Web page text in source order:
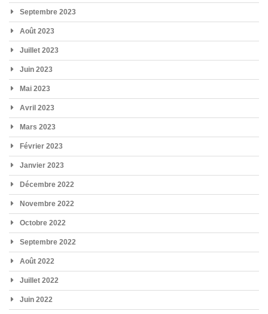
Septembre 2023
Août 2023
Juillet 2023
Juin 2023
Mai 2023
Avril 2023
Mars 2023
Février 2023
Janvier 2023
Décembre 2022
Novembre 2022
Octobre 2022
Septembre 2022
Août 2022
Juillet 2022
Juin 2022